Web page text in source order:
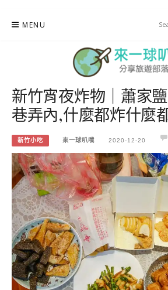
MENU
來一球叭噗
分享日本自助部落格
新竹宵夜炸物｜蕭家
巷弄內,什麼都炸什麼
新竹小吃 來一球叭噗 2020-12-20